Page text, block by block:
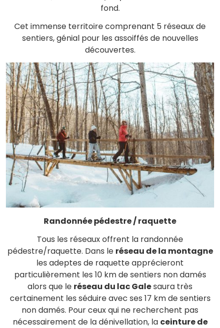
fond.
Cet immense territoire comprenant 5 réseaux de
sentiers, génial pour les assoiffés de nouvelles
découvertes.
Randonnée pédestre / raquette
Tous les réseaux offrent la randonnée
pédestre/raquette. Dans le réseau de la montagne
les adeptes de raquette apprécieront
particulièrement les 10 km de sentiers non damés
alors que le réseau du lac Galesaura très
certainement les séduire avec ses 17 km de sentiers
non damés. Pour ceux qui ne recherchent pas
nécessairement de la dénivellation, la ceinture de